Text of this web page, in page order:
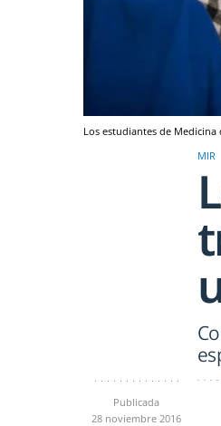
Los estudiantes de Medicina
MIR
Publicada
28 noviembre 2016